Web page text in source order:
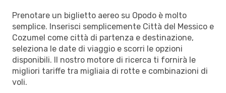
Prenotare un biglietto aereo su Opodo è molto
semplice. Inserisci semplicemente Città del Messico e
Cozumel come città di partenza e destinazione,
seleziona le date di viaggio e scorri le opzioni
disponibili. Il nostro motore di ricerca ti fornirà le
migliori tariffe tra migliaia di rotte e combinazioni di
voli.